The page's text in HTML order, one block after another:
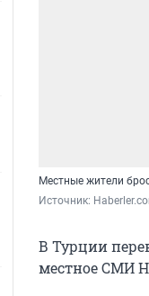
Местные жители
Источник:
В Турции
местное СМИ